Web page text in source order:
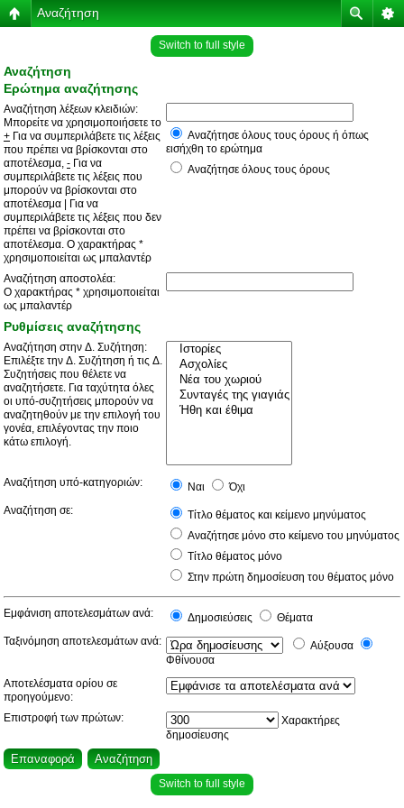
Αναζήτηση
Switch to full style
Αναζήτηση
Ερώτημα αναζήτησης
Αναζήτηση λέξεων κλειδιών:
Μπορείτε να χρησιμοποιήσετε το
+ Για να συμπεριλάβετε τις λέξεις
που πρέπει να βρίσκονται στο
αποτέλεσμα, - Για να
συμπεριλάβετε τις λέξεις που
μπορούν να βρίσκονται στο
αποτέλεσμα
Για να
συμπεριλάβετε τις λέξεις που δεν
πρέπει να βρίσκονται στο
αποτέλεσμα. Ο χαρακτήρας *
χρησιμοποιείται ως μπαλαντέρ
Αναζήτησε όλους τους όρους ή όπως
εισήχθη το ερώτημα
Αναζήτησε όλους τους όρους
Αναζήτηση αποστολέα:
Ο χαρακτήρας * χρησιμοποιείται
ως μπαλαντέρ
Ρυθμίσεις αναζήτησης
Αναζήτηση στην Δ. Συζήτηση:
Επιλέξτε την Δ. Συζήτηση ή τις Δ.
Συζητήσεις που θέλετε να
αναζητήσετε. Για ταχύτητα όλες
οι υπό-συζητήσεις μπορούν να
αναζητηθούν με την επιλογή του
γονέα, επιλέγοντας την ποιο
κάτω επιλογή.
Αναζήτηση υπό-κατηγοριών: Ναι
Όχι
Αναζήτηση σε:
Τίτλο θέματος και κείμενο μηνύματος
Αναζήτησε μόνο στο κείμενο του μηνύματος
Τίτλο θέματος μόνο
Στην πρώτη δημοσίευση του θέματος μόνο
Εμφάνιση αποτελεσμάτων ανά: Δημοσιεύσεις
Θέματα
Ταξινόμηση αποτελεσμάτων ανά:
Αύξουσα
Φθίνουσα
Αποτελέσματα ορίου σε
προηγούμενο:
Επιστροφή των πρώτων:
Χαρακτήρες
δημοσίευσης
Switch to full style